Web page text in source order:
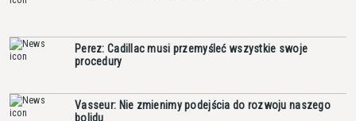
Perez: Cadillac musi przemyśleć wszystkie swoje
procedury
Vasseur: Nie zmienimy podejścia do rozwoju naszego
bolidu